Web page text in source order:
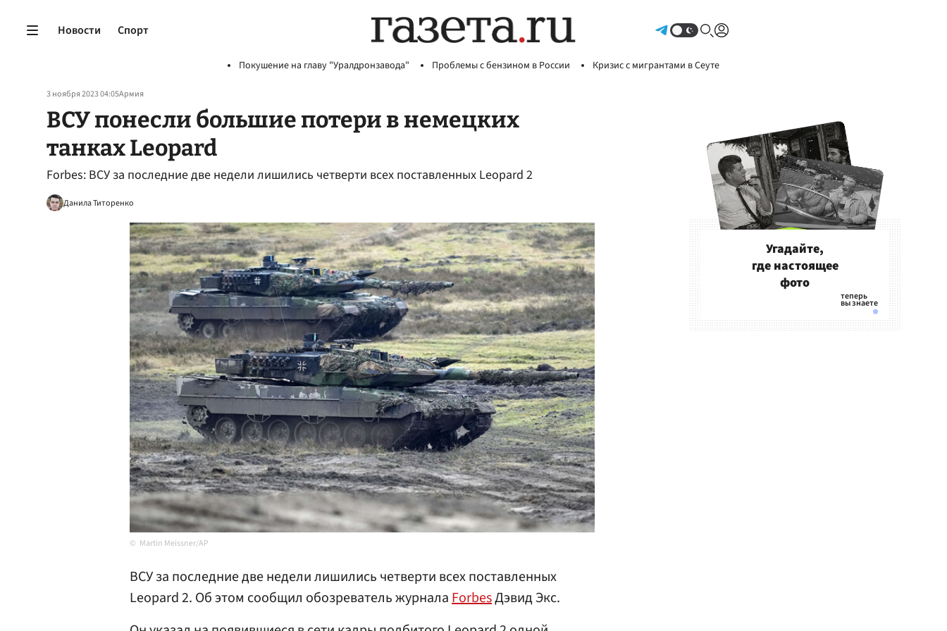
Новости Спорт
Покушение на главу "Уралдронзавода" Проблемы с бензином в России Кризис с мигрантами в Сеуте
3 ноября 2023 04:05Армия
ВСУ понесли большие потери в немецких
танках Leopard
Forbes: ВСУ за последние две недели лишились четверти всех поставленных Leopard 2
Данила Титоренко
Martin Meissner/AP
ВСУ за последние две недели лишились четверти всех поставленных
Leopard 2. Об этом сообщил обозреватель журналаForbesДэвид Экс.
Угадайте,
где настоящее
фото